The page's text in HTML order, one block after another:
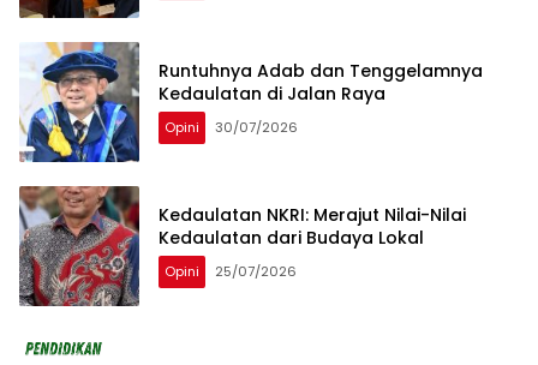
Runtuhnya Adab dan Tenggelamnya
Kedaulatan di Jalan Raya
Opini 30/07/2026
Kedaulatan NKRI: Merajut Nilai-Nilai
Kedaulatan dari Budaya Lokal
Opini 25/07/2026